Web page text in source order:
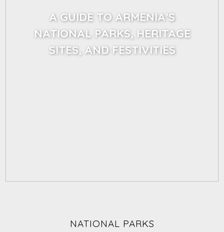
A GUIDE TO ARMENIA’S
NATIONAL PARKS, HERITAGE
SITES, AND FESTIVITIES
NATIONAL PARKS